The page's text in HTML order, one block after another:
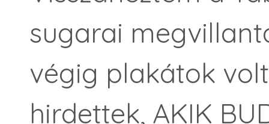
sugarai
végig plakátok
hirdettek, AKIK